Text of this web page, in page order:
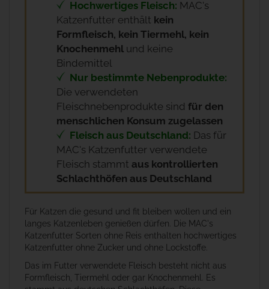
Hochwertiges Fleisch: MAC's
Katzenfutter enthält kein
Formfleisch, kein Tiermehl, kein
Knochenmehl und keine
Bindemittel
Nur bestimmte Nebenprodukte:
Die verwendeten
Fleischnebenprodukte sind für den
menschlichen Konsum zugelassen
Fleisch aus Deutschland: Das für
MAC's Katzenfutter verwendete
Fleisch stammt aus kontrollierten
Schlachthöfen aus Deutschland
Für Katzen die gesund und fit bleiben wollen und ein
langes Katzenleben genießen dürfen. Die MAC's
Katzenfutter Sorten ohne Reis enthalten hochwertiges
Katzenfutter ohne Zucker und ohne Lockstoffe.
Das im Futter verwendete Fleisch besteht nicht aus
Formfleisch, Tiermehl oder gar Knochenmehl. Es